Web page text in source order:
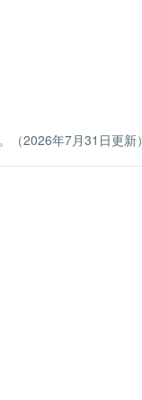
（2026年7月31日更新）